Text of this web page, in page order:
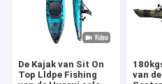
De Kajak van Sit On
Top Lldpe Fishing
van